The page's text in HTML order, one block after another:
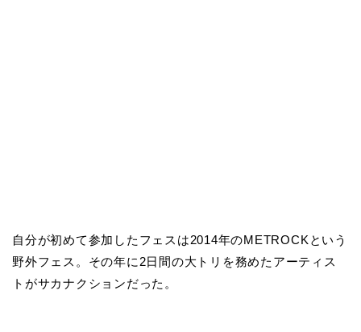
自分が初めて参加したフェスは2014年のMETROCKという
野外フェス。その年に2日間の大トリを務めたアーティス
トがサカナクションだった。